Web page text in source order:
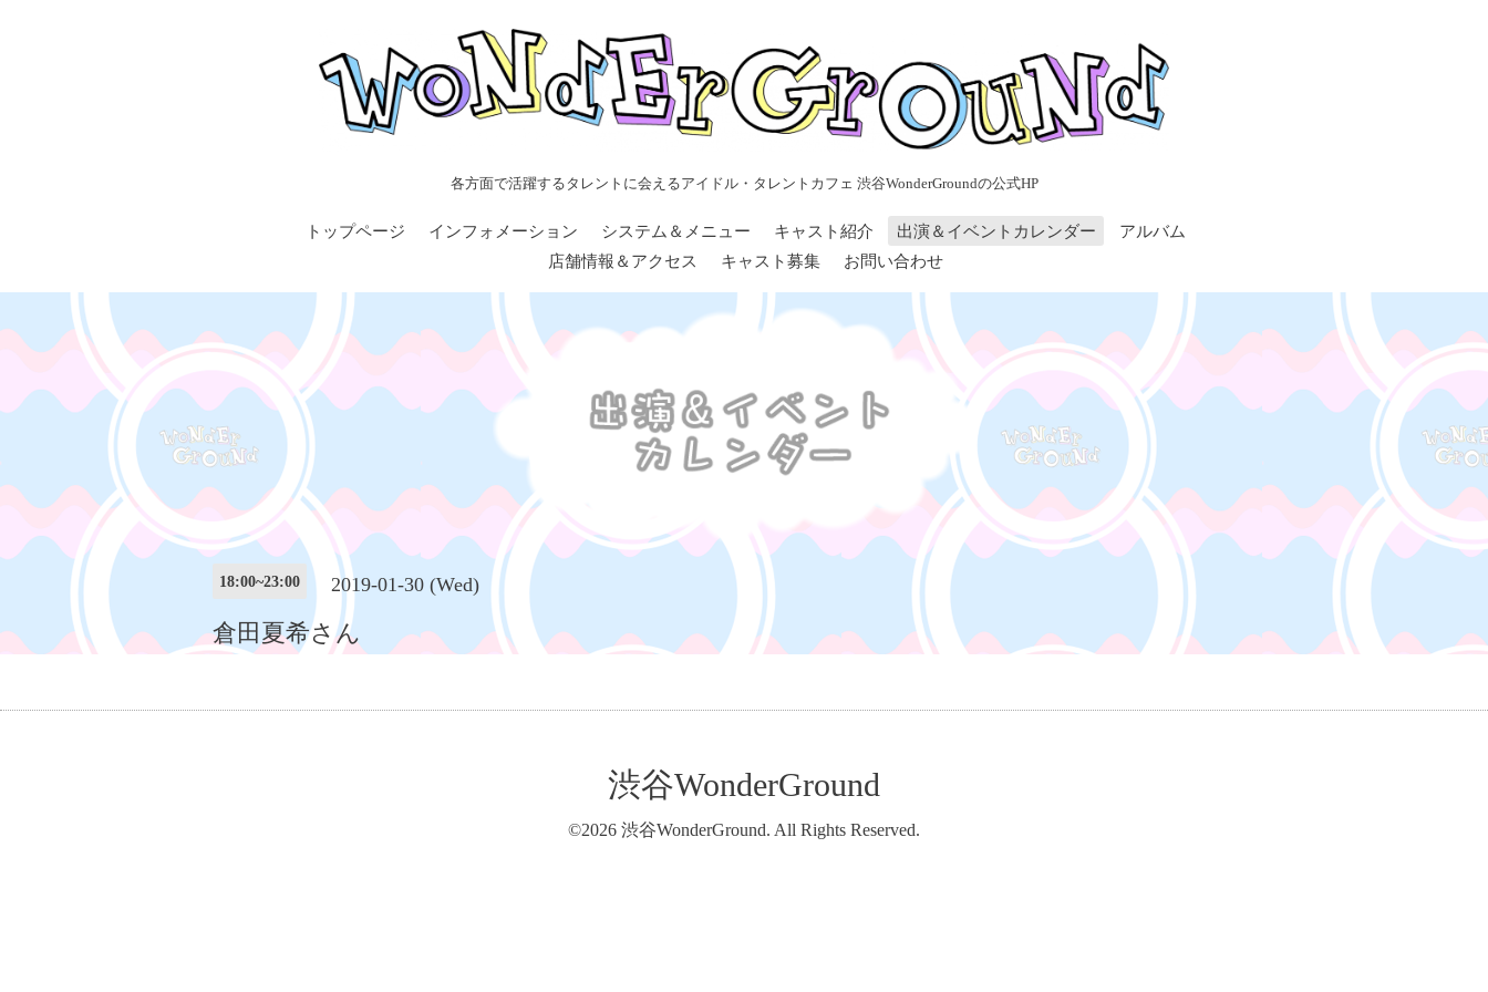
各方面で活躍するタレントに会えるアイドル・タレントカフェ 渋谷WonderGroundの公式HP
トップページ インフォメーション システム＆メニュー キャスト紹介 出演＆イベントカレンダー
アルバム
店舗情報＆アクセス
キャスト募集 お問い合わせ
18:00~23:00 2019-01-30 (Wed)
倉田夏希さん
渋谷WonderGround
©2026 渋谷WonderGround. All Rights Reserved.